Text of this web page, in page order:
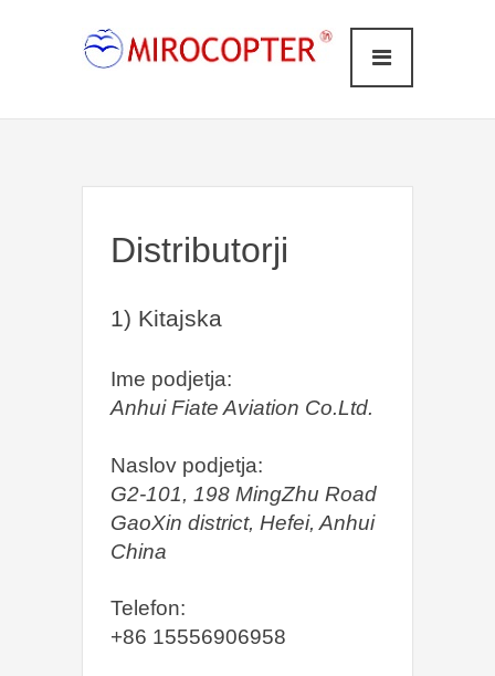
Distributorji
1) Kitajska
Ime podjetja:
Anhui Fiate Aviation Co.Ltd.
Naslov podjetja:
G2-101, 198 MingZhu Road
GaoXin district, Hefei, Anhui
China
Telefon:
+86 15556906958